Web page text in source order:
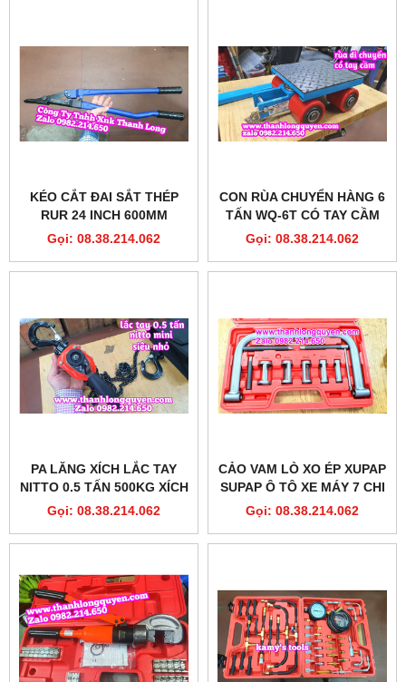
KÉO CẮT ĐAI SẮT THÉP
RUR 24 INCH 600MM
MODEL R4043
Gọi: 08.38.214.062
CON RÙA CHUYỂN HÀNG 6
TẤN WQ-6T CÓ TAY CẦM
ĐIỀU HƯỚNG 180 ĐỘ
Gọi: 08.38.214.062
PA LĂNG XÍCH LẮC TAY
NITTO 0.5 TẤN 500KG XÍCH
DÀI 1.5 MÉT VR-05 SIÊU
TAY
Gọi: 08.38.214.062
CẢO VAM LÒ XO ÉP XUPAP
SUPAP Ô TÔ XE MÁY 7 CHI
TIẾT
Gọi: 08.38.214.062